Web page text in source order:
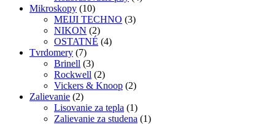
Mikroskopy (10)
MEIJI TECHNO (3)
NIKON (2)
OSTATNÉ (4)
Tvrdomery (7)
Brinell (3)
Rockwell (2)
Vickers & Knoop (2)
Zalievanie (2)
Lisovanie za tepla (1)
Zalievanie za studena (1)